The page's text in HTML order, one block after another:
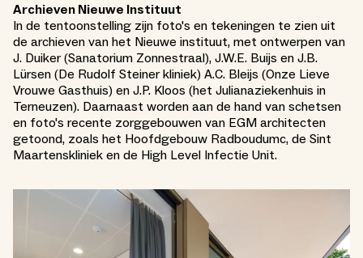
Archieven Nieuwe Instituut
In de tentoonstelling zijn foto's en tekeningen te zien uit
de archieven van het Nieuwe instituut, met ontwerpen van
J. Duiker (Sanatorium Zonnestraal), J.W.E. Buijs en J.B.
Lürsen (De Rudolf Steiner kliniek) A.C. Bleijs (Onze Lieve
Vrouwe Gasthuis) en J.P. Kloos (het Julianaziekenhuis in
Terneuzen). Daarnaast worden aan de hand van schetsen
en foto's recente zorggebouwen van EGM architecten
getoond, zoals het Hoofdgebouw Radboudumc, de Sint
Maartenskliniek en de High Level Infectie Unit.